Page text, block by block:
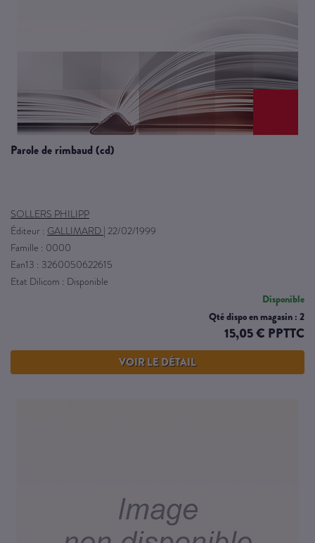
parole de rimbaud (cd)
SOLLERS PHILIPP
Éditeur : GALLIMARD | 22/02/1999
Famille : 0000
Ean13 : 3260050622615
Etat Dilicom : Disponible
Disponible
Qté dispo en magasin : 2
15,05 € PPTTC
VOIR LE DÉTAIL